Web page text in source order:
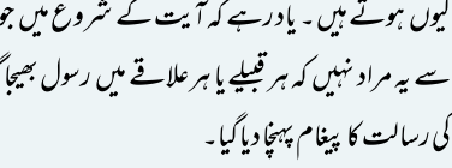
کیوں ہوتے ہیں ۔ یاد رہے کہ آیت کے شروع میں جو یہ
سے یہ مراد نہیں کہ ہر قبیلے یا ہر علاقے میں رسول
کی رسالت کا پیغام پہنچا دیا گیا۔